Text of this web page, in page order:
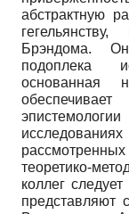
абстрактную
Брэндома.
подоплека
основанная
теоретико-
коллег
представляют